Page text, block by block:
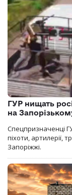
ГУР нищать
на
Спецпризначенці
піхоти, артилерії,
Запоріжжі.